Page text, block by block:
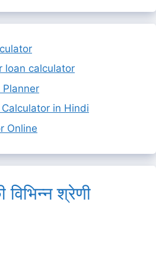
loan calculator
Planner
in Hindi
Online
श्रेणी